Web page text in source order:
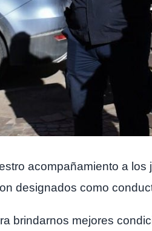
acompañamiento a
designados como
brindarnos mejores